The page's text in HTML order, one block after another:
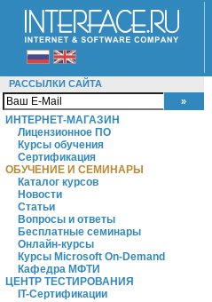
РАССЫЛКИ САЙТА
ИНТЕРНЕТ-МАГАЗИН
Лицензионное ПО
Курсы обучения
Сертификация
ОБУЧЕНИЕ И СЕМИНАРЫ
Каталог курсов
Новости
Статьи
Вопросы и ответы
Бесплатные семинары
Онлайн-курсы
Курсы Microsoft On-Demand
Кафедра МФТИ
ЦЕНТР ТЕСТИРОВАНИЯ
IT-Сертификации